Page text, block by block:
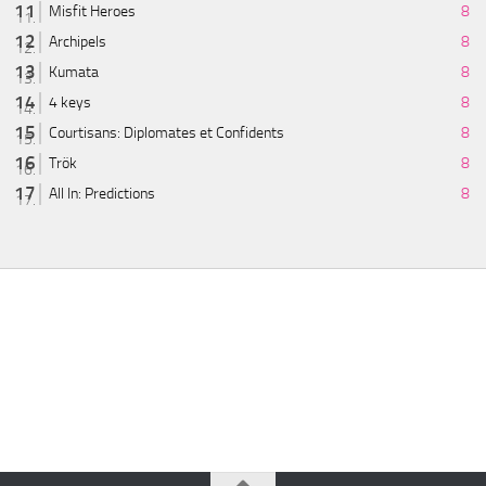
Misfit Heroes
8
Archipels
8
Kumata
8
4 keys
8
Courtisans: Diplomates et Confidents
8
Trök
8
All In: Predictions
8